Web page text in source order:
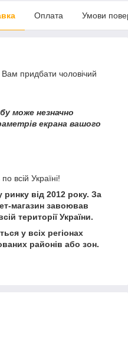
Оплата Умови
придбати чоловічий
може незначно
екрана вашого
всій Україні!
від 2012 року. За
магазин завоював
території України.
у всіх регіонах
районів або зон.